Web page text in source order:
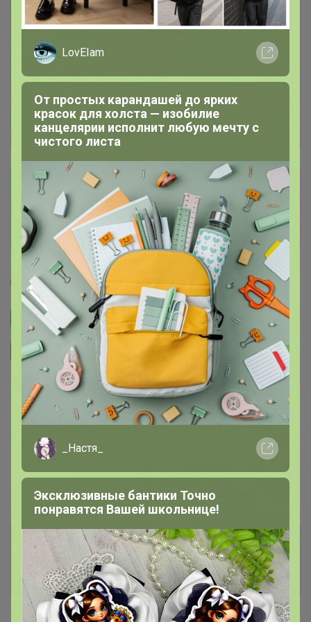
Сбор заказов в данной закупке
завершен
Перейти к текущей закупке
Селена
Подписаться на закупку 1.4K
Подписаться на организатора 7.4K
В архиве
—
Ожидание ~ 14 дней
Пристрой
Комментарии к лотам 4.4K
Отзывы участников 5.5K
LovEIam
От простых карандашей до ярких
красок для холста — изобилие
канцелярии исполнит любую мечту с
чистого листа
_Настя_
Эксклюзивные бантики Точно
понравятся Вашей школьнице!